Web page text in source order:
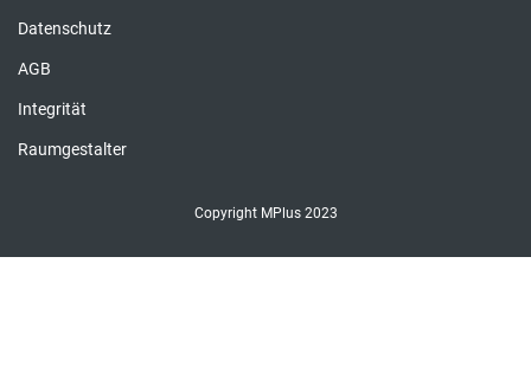
Datenschutz
AGB
Integrität
Raumgestalter
Copyright MPlus 2023